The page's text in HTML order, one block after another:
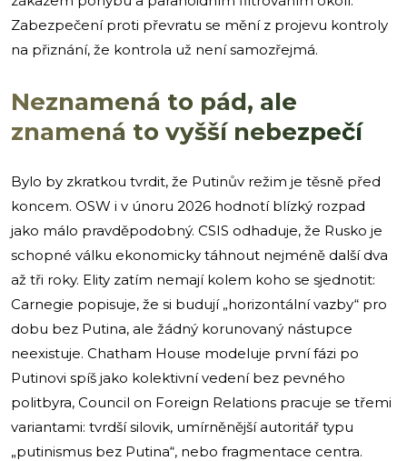
Zabezpečení proti převratu se mění z projevu kontroly
na přiznání, že kontrola už není samozřejmá.
Neznamená to pád, ale
znamená to vyšší nebezpečí
Bylo by zkratkou tvrdit, že Putinův režim je těsně před
koncem. OSW i v únoru 2026 hodnotí blízký rozpad
jako málo pravděpodobný. CSIS odhaduje, že Rusko je
schopné válku ekonomicky táhnout nejméně další dva
až tři roky. Elity zatím nemají kolem koho se sjednotit:
Carnegie popisuje, že si budují „horizontální vazby“ pro
dobu bez Putina, ale žádný korunovaný nástupce
neexistuje. Chatham House modeluje první fázi po
Putinovi spíš jako kolektivní vedení bez pevného
politbyra, Council on Foreign Relations pracuje se třemi
variantami: tvrdší silovik, umírněnější autoritář typu
„putinismus bez Putina“, nebo fragmentace centra.